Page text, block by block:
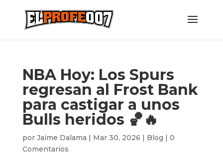
NBA Hoy: Los Spurs
regresan al Frost Bank
para castigar a unos
Bulls heridos 🏀🔥
por Jaime Dalama | Mar 30, 2026 | Blog | 0
Comentarios